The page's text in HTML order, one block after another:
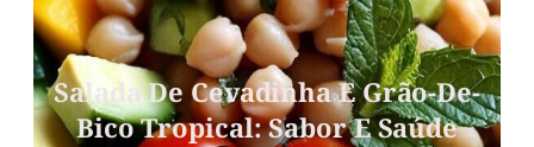
Salada De Cevadinha E Grão-De-
Bico Tropical: Sabor E Saúde